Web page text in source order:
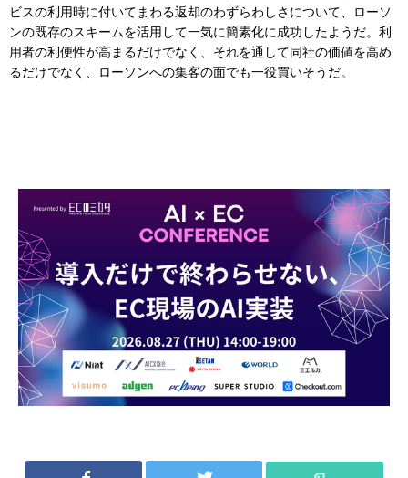
ビスの利用時に付いてまわる返却のわずらわしさについて、ローソ
ンの既存のスキームを活用して一気に簡素化に成功したようだ。利
用者の利便性が高まるだけでなく、それを通して同社の価値を高め
るだけでなく、ローソンへの集客の面でも一役買いそうだ。